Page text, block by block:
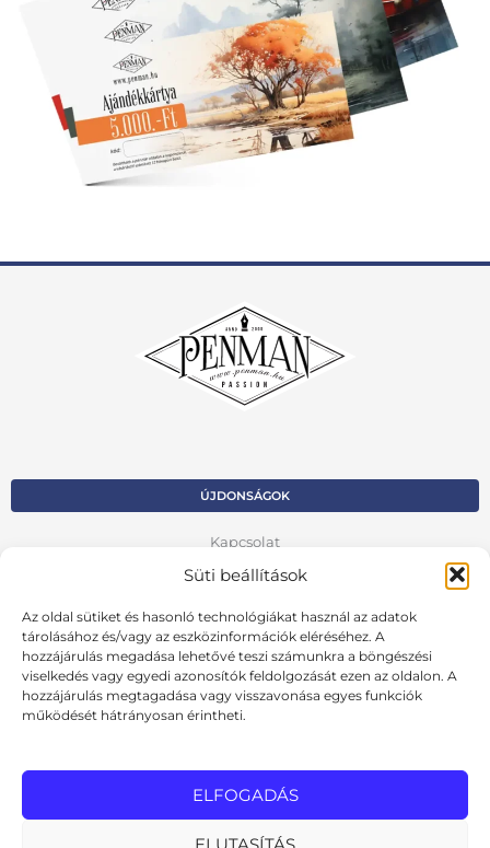
Süti beállítások
Az oldal sütiket és hasonló technológiákat használ az adatok
tárolásához és/vagy az eszközinformációk eléréséhez. A
hozzájárulás megadása lehetővé teszi számunkra a böngészési
viselkedés vagy egyedi azonosítók feldolgozását ezen az oldalon. A
hozzájárulás megtagadása vagy visszavonása egyes funkciók
működését hátrányosan érintheti.
ELFOGADÁS
ELUTASÍTÁS
ÚJDONSÁGOK
Kapcsolat
Kosár
Fiók
Adatvédelmi szabályzat
VISSZA AZ ELŐZŐ OLDALRA
Cookie szabályzat